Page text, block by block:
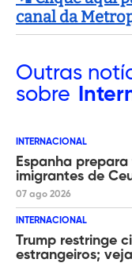
canal da
Outras
sobre
INTERNACIONAL
Espanha
imigrantes de
07 ago 2026
INTERNACIONAL
Trump restringe
estrangeiros;